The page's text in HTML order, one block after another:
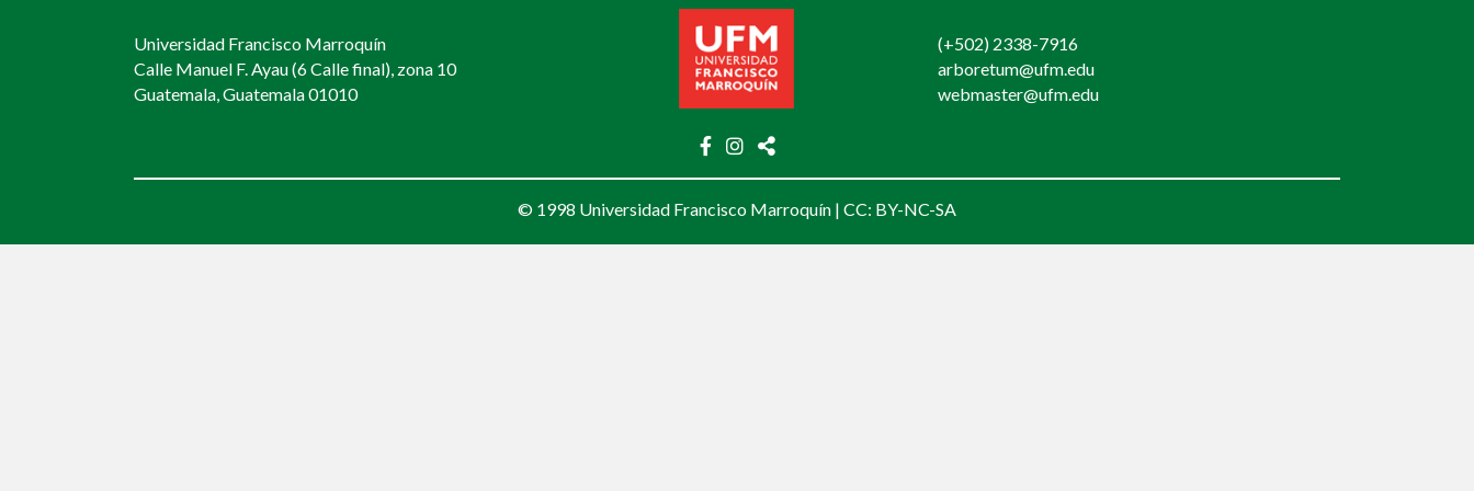
Universidad Francisco Marroquín
Calle Manuel F. Ayau (6 Calle final), zona 10
Guatemala, Guatemala 01010
(+502) 2338-7916
arboretum@ufm.edu
webmaster@ufm.edu
© 1998 Universidad Francisco Marroquín | CC: BY-NC-SA